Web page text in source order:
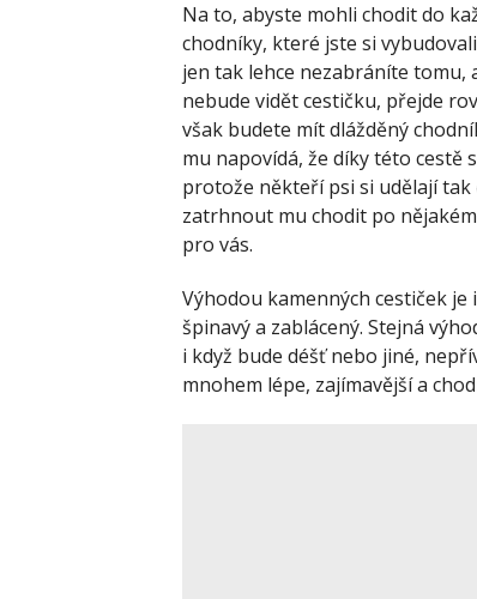
Na to, abyste mohli chodit do
chodníky, které jste si
jen tak lehce nezabráníte tomu,
nebude vidět cestičku, přejde
však budete mít dlážděný
mu napovídá, že díky této cestě
protože někteří psi si udělají tak
zatrhnout mu chodit po
pro vás.
Výhodou kamenných cestiček
špinavý a zablácený. Stejná
i když bude déšť nebo jiné,
mnohem lépe, zajímavější a